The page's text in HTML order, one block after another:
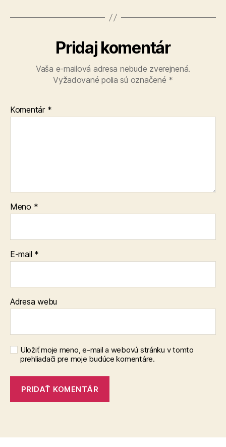
Pridaj komentár
Vaša e-mailová adresa nebude zverejnená.
Vyžadované polia sú označené *
Komentár *
Meno *
E-mail *
Adresa webu
Uložiť moje meno, e-mail a webovú stránku v tomto
prehliadači pre moje budúce komentáre.